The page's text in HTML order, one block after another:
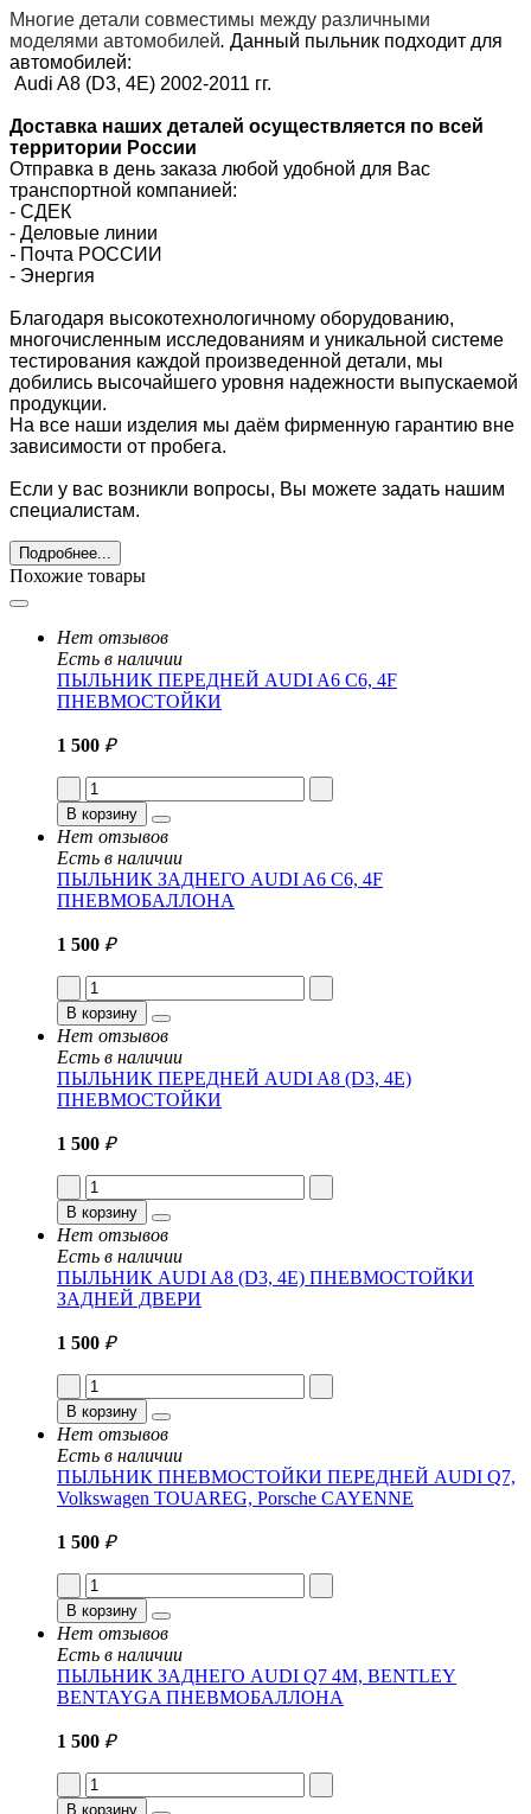
Многие детали совместимы между различными
моделями автомобилей. Данный пыльник подходит для
автомобилей:
Audi A8 (D3, 4E) 2002-2011 гг.
Доставка наших деталей осуществляется по всей
территории России
Отправка в день заказа любой удобной для Вас
транспортной компанией:
- СДЕК
- Деловые линии
- Почта РОССИИ
- Энергия
Благодаря высокотехнологичному оборудованию,
многочисленным исследованиям и уникальной системе
тестирования каждой произведенной детали, мы
добились высочайшего уровня надежности выпускаемой
продукции.
На все наши изделия мы даём фирменную гарантию вне
зависимости от пробега.
Если у вас возникли вопросы, Вы можете задать нашим
специалистам.
Подробнее...
Похожие товары
Нет отзывов
Есть в наличии
ПЫЛЬНИК ПЕРЕДНЕЙ AUDI A6 C6, 4F
ПНЕВМОСТОЙКИ
1 500 ₽
В корзину
Нет отзывов
Есть в наличии
ПЫЛЬНИК ЗАДНЕГО AUDI A6 C6, 4F
ПНЕВМОБАЛЛОНА
1 500 ₽
В корзину
Нет отзывов
Есть в наличии
ПЫЛЬНИК ПЕРЕДНЕЙ AUDI A8 (D3, 4E)
ПНЕВМОСТОЙКИ
1 500 ₽
В корзину
Нет отзывов
Есть в наличии
ПЫЛЬНИК AUDI A8 (D3, 4E) ПНЕВМОСТОЙКИ
ЗАДНЕЙ ДВЕРИ
1 500 ₽
В корзину
Нет отзывов
Есть в наличии
ПЫЛЬНИК ПНЕВМОСТОЙКИ ПЕРЕДНЕЙ AUDI Q7,
Volkswagen TOUAREG, Porsche CAYENNE
1 500 ₽
В корзину
Нет отзывов
Есть в наличии
ПЫЛЬНИК ЗАДНЕГО AUDI Q7 4M, BENTLEY
BENTAYGA ПНЕВМОБАЛЛОНА
1 500 ₽
В корзину